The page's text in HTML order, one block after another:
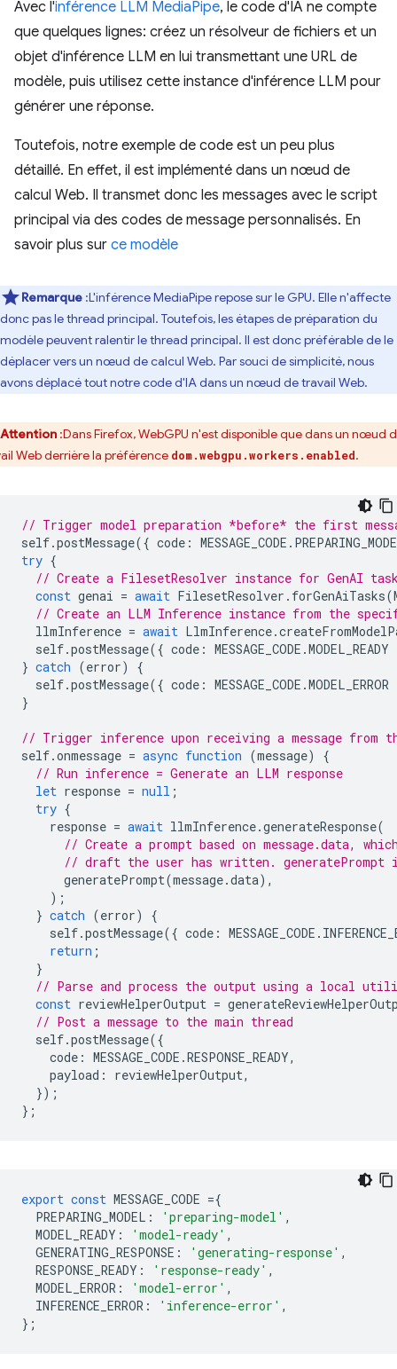
Avec l'inférence LLM MediaPipe, le code d'IA ne compte
que quelques lignes: créez un résolveur de fichiers et un
objet d'inférence LLM en lui transmettant une URL de
modèle, puis utilisez cette instance d'inférence LLM pour
générer une réponse.
Toutefois, notre exemple de code est un peu plus
détaillé. En effet, il est implémenté dans un nœud de
calcul Web. Il transmet donc les messages avec le script
principal via des codes de message personnalisés. En
savoir plus sur ce modèle
Remarque :L'inférence MediaPipe repose sur le GPU. Elle n'affecte
donc pas le thread principal. Toutefois, les étapes de préparation du
modèle peuvent ralentir le thread principal. Il est donc préférable de le
déplacer vers un nœud de calcul Web. Par souci de simplicité, nous
avons déplacé tout notre code d'IA dans un nœud de travail Web.
Attention :Dans Firefox, WebGPU n'est disponible que dans un nœud
Web derrière la préférence dom.webgpu.workers.enabled.
// Trigger model preparation *before* the first
self.postMessage({ code : MESSAGE_CODE .
try {
// Create a FilesetResolver instance for GenAI
const genai = await FilesetResolver . forGenAiTasks(
// Create an LLM Inference instance from the
llmInference = await LlmInference.
self.postMessage({ code : MESSAGE_CODE .MODEL_READY
} catch (error)
{
self.postMessage({ code : MESSAGE_CODE .MODEL_ERROR
}
// Trigger inference upon receiving a message from
self.onmessage = async function (message)
{
// Run inference = Generate an LLM response
let response = null ;
try {
response = await llmInference.generateResponse(
// Create a prompt based on message.data,
// draft the user has written.
generatePrompt(message.data),
);
} catch (error)
{
self.postMessage({ code : MESSAGE_CODE .
return ;
}
// Parse and process the output using a local
const reviewHelperOutput =
// Post a message to the main thread
self.postMessage({
code : MESSAGE_CODE .RESPONSE_READY,
payload : reviewHelperOutput,
});
};
export const MESSAGE_CODE ={
PREPARING_MODEL : 'preparing-model' ,
MODEL_READY : 'model-ready' ,
GENERATING_RESPONSE : 'generating-response' ,
RESPONSE_READY : 'response-ready' ,
MODEL_ERROR : 'model-error' ,
INFERENCE_ERROR : 'inference-error' ,
};